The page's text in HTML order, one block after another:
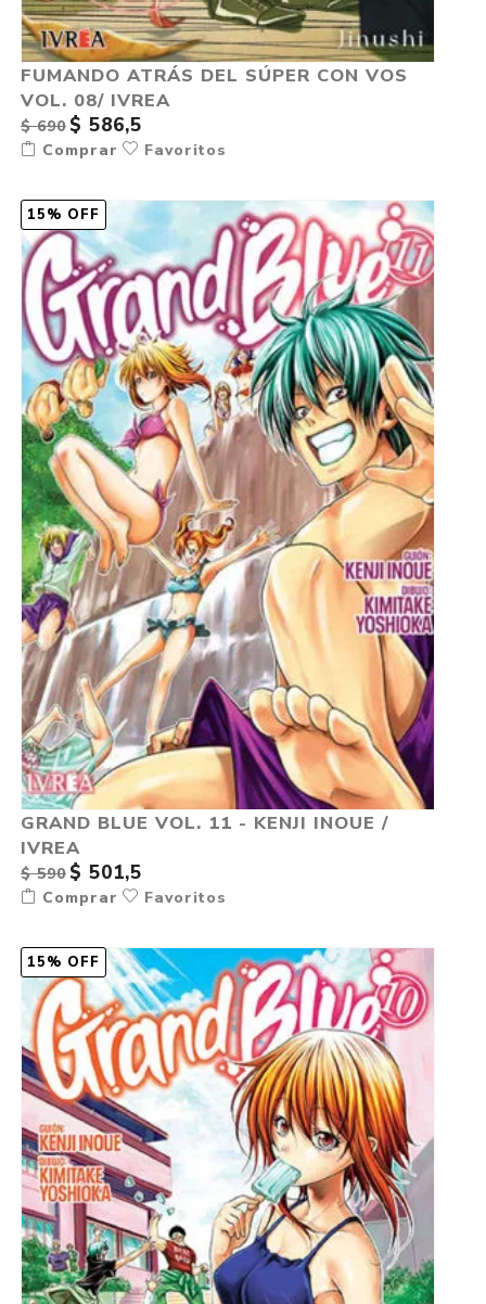
FUMANDO ATRÁS DEL SÚPER CON VOS
VOL. 08/ IVREA
$ 690 $ 586,5
Comprar Favoritos
15% OFF
GRAND BLUE VOL. 11 - KENJI INOUE /
IVREA
$ 590 $ 501,5
Comprar Favoritos
15% OFF